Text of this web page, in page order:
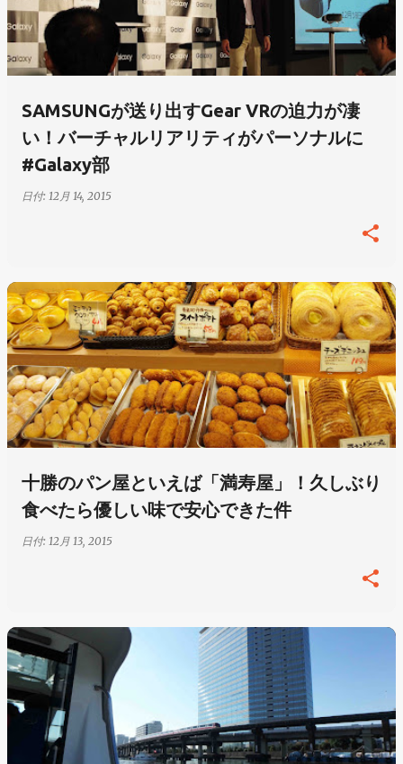
SAMSUNGが送り出すGear VRの迫力が凄
い！バーチャルリアリティがパーソナルに
#Galaxy部
日付: 12月 14, 2015
十勝のパン屋といえば「満寿屋」！久しぶり
食べたら優しい味で安心できた件
日付: 12月 13, 2015